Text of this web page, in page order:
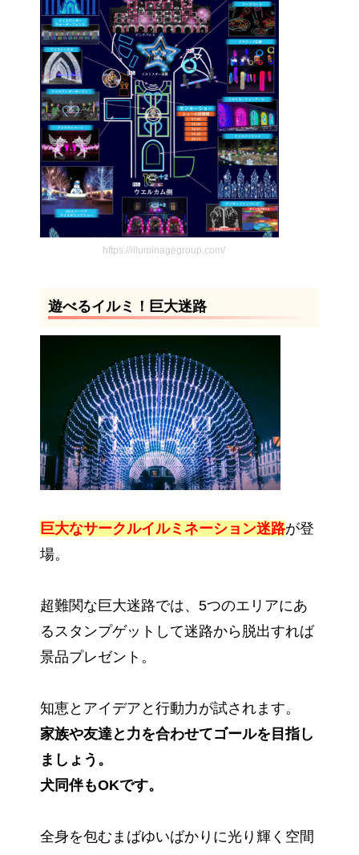
https://illuminagegroup.com/
遊べるイルミ！巨大迷路
巨大なサークルイルミネーション迷路が登
場。
超難関な巨大迷路では、5つのエリアにあ
るスタンプゲットして迷路から脱出すれば
景品プレゼント。
知恵とアイデアと行動力が試されます。
家族や友達と力を合わせてゴールを目指し
ましょう。
犬同伴もOKです。
全身を包むまばゆいばかりに光り輝く空間